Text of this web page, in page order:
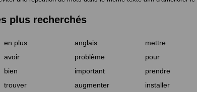
plus recherchés
en plus anglais mettre
avoir problème pour
bien important prendre
trouver augmenter installer